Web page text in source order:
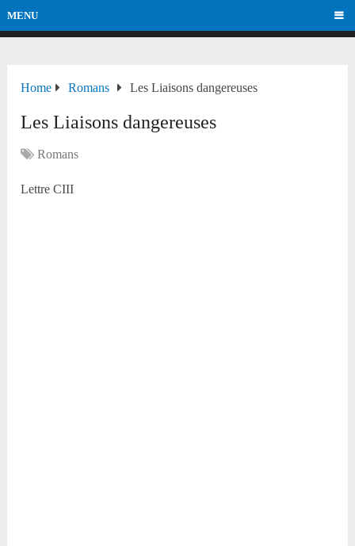
MENU
Home Romans Les Liaisons dangereuses
Les Liaisons dangereuses
Romans
Lettre CIII